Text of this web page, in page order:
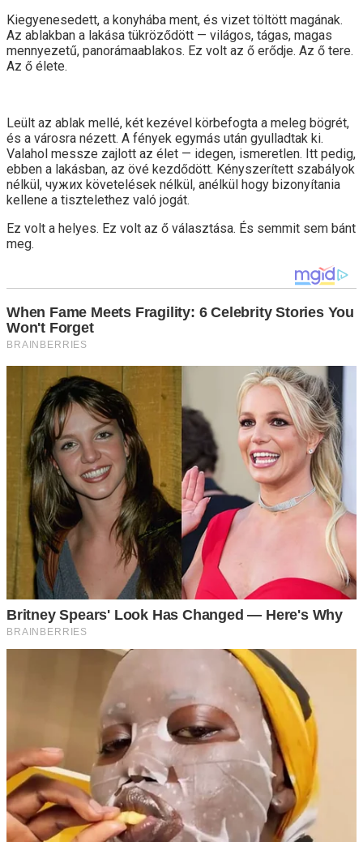
Kiegyenesedett, a konyhába ment, és vizet töltött magának.
Az ablakban a lakása tükröződött — világos, tágas, magas
mennyezetű, panorámaablakos. Ez volt az ő erődje. Az ő tere.
Az ő élete.
Leült az ablak mellé, két kezével körbefogta a meleg bögrét,
és a városra nézett. A fények egymás után gyulladtak ki.
Valahol messze zajlott az élet — idegen, ismeretlen. Itt pedig,
ebben a lakásban, az övé kezdődött. Kényszerített szabályok
nélkül, чужих követelések nélkül, anélkül hogy bizonyítania
kellene a tisztelethez való jogát.
Ez volt a helyes. Ez volt az ő választása. És semmit sem bánt
meg.